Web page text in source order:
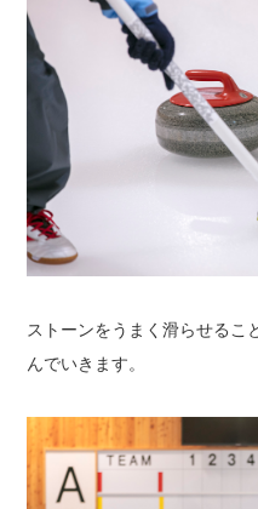
ストーンをうまく滑らせるこ
んでいきます。